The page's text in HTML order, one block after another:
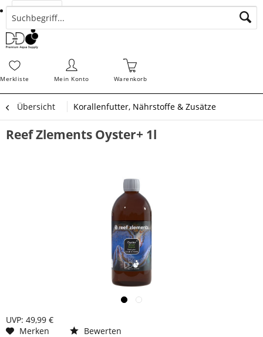
Suchen
Merkliste Mein Konto
Bestellungen Schnellerfassung
Warenkorb
Übersicht Korallenfutter, Nährstoffe & Zusätze
Reef Zlements Oyster+ 1l
UVP: 49,99 €
Merken
Bewerten